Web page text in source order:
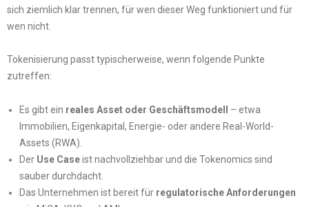
sich ziemlich klar trennen, für wen dieser Weg funktioniert und für
wen nicht.
Tokenisierung passt typischerweise, wenn folgende Punkte
zutreffen:
Es gibt ein reales Asset oder Geschäftsmodell
– etwa
Immobilien, Eigenkapital, Energie- oder andere Real-World-
Assets (RWA).
Der Use Caseist nachvollziehbar und die Tokenomics sind
sauber durchdacht.
Das Unternehmen ist bereit für regulatorische Anforderungen